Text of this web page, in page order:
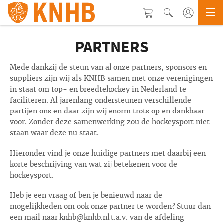
PARTNERS
Mede dankzij de steun van al onze partners, sponsors en
suppliers zijn wij als KNHB samen met onze verenigingen
in staat om top- en breedtehockey in Nederland te
faciliteren. Al jarenlang ondersteunen verschillende
partijen ons en daar zijn wij enorm trots op en dankbaar
voor. Zonder deze samenwerking zou de hockeysport niet
staan waar deze nu staat.
Hieronder vind je onze huidige partners met daarbij een
korte beschrijving van wat zij betekenen voor de
hockeysport.
Heb je een vraag of ben je benieuwd naar de
mogelijkheden om ook onze partner te worden? Stuur dan
een mail naar knhb@knhb.nl t.a.v. van de afdeling